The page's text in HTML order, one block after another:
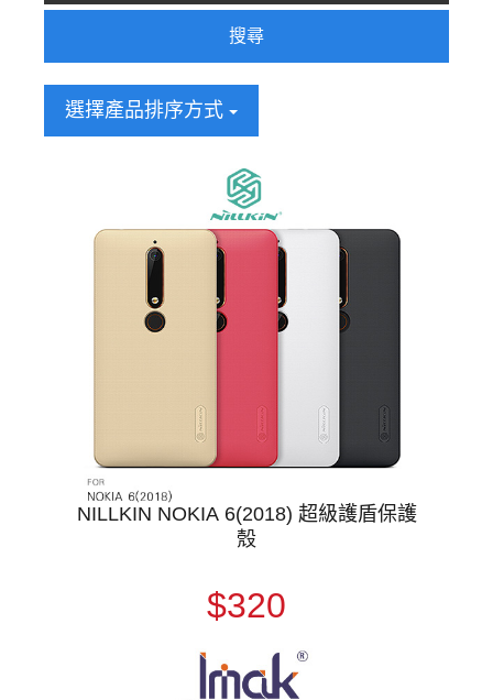
搜尋
選擇產品排序方式
NILLKIN NOKIA 6(2018) 超級護盾保護
殼
$320